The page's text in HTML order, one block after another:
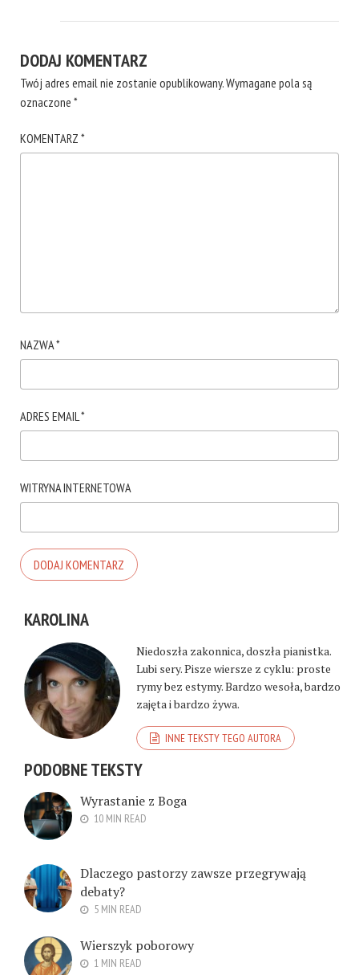
DODAJ KOMENTARZ
Twój adres email nie zostanie opublikowany.Wymagane pola są
oznaczone *
KOMENTARZ *
NAZWA*
ADRES EMAIL*
WITRYNA INTERNETOWA
KAROLINA
Niedoszła zakonnica, doszła pianistka.
Lubi sery. Pisze wiersze z cyklu: proste
rymy bez estymy. Bardzo wesoła, bardzo
zajęta i bardzo żywa.
INNE TEKSTY TEGO AUTORA
PODOBNE TEKSTY
Wyrastanie z Boga
10 MIN READ
Dlaczego pastorzy zawsze przegrywają
debaty?
5 MIN READ
Wierszyk poborowy
1 MIN READ